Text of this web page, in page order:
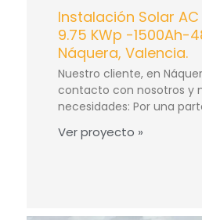
Instalación Solar
9.75 KWp -1500Ah-
Náquera, Valencia.
Nuestro cliente, en
contacto con nosotros y
necesidades: Por una
Ver proyecto »